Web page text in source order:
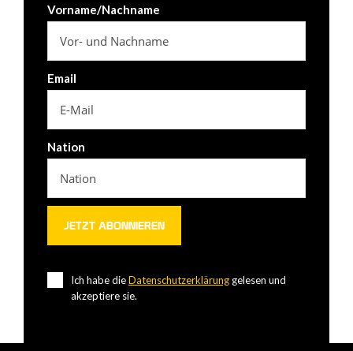
Vorname/Nachname
Email
Nation
Ich habe dieDatenschutzerklärung gelesen und
akzeptiere sie.